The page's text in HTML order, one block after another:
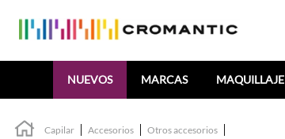
NUEVOS MARCAS MAQUILLAJE
Capilar Accesorios Otros accesorios